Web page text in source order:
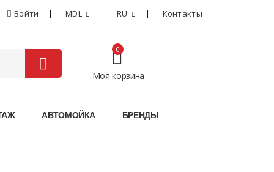
Войти MDL RU Контакты
Моя корзина
0
АВТОМОЙКА БРЕНДЫ